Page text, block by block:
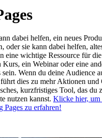
dabei helfen, ein neues
oder sie kann dabei helfen,
eine wichtige Ressource für
Kurs, ein Webinar oder eine
sein. Wenn du deine Audience
dies zu mehr Aktionen und
kurzfristiges Tool, das du
nutzen kannst. Klicke hier, um
Pages zu erfahren!